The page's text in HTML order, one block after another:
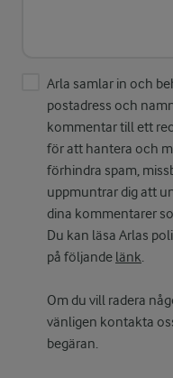
Arla samlar in och
postadress och
kommentar till ett
för att hantera och
förhindra spam,
uppmuntrar dig att
dina kommentarer
Du kan läsa Arlas
på följande länk.
Om du vill radera
vänligen kontakta
begäran.